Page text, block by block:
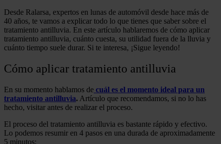
Desde Ralarsa, expertos en lunas de automóvil desde hace más de
40 años, te vamos a explicar todo lo que tienes que saber sobre el
tratamiento antilluvia. En este artículo hablaremos de cómo aplicar
tratamiento antilluvia, cuánto cuesta, su utilidad fuera de la lluvia y
cuánto tiempo suele durar. Si te interesa, ¡Sigue leyendo!
Cómo aplicar tratamiento antilluvia
En su momento hablamos de cuál es el momento ideal para un
tratamiento antilluvia. Artículo que recomendamos, si no lo has
hecho, visitar antes de realizar el proceso.
El proceso del tratamiento antilluvia es bastante rápido y efectivo.
Lo podemos resumir en 4 pasos en una durada de aproximadamente
5 minutos: